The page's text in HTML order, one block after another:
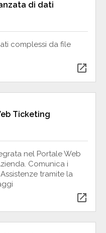
di dati
complessi da file
open_in_new
Ticketing
nel Portale Web
Comunica i
tramite la
open_in_new